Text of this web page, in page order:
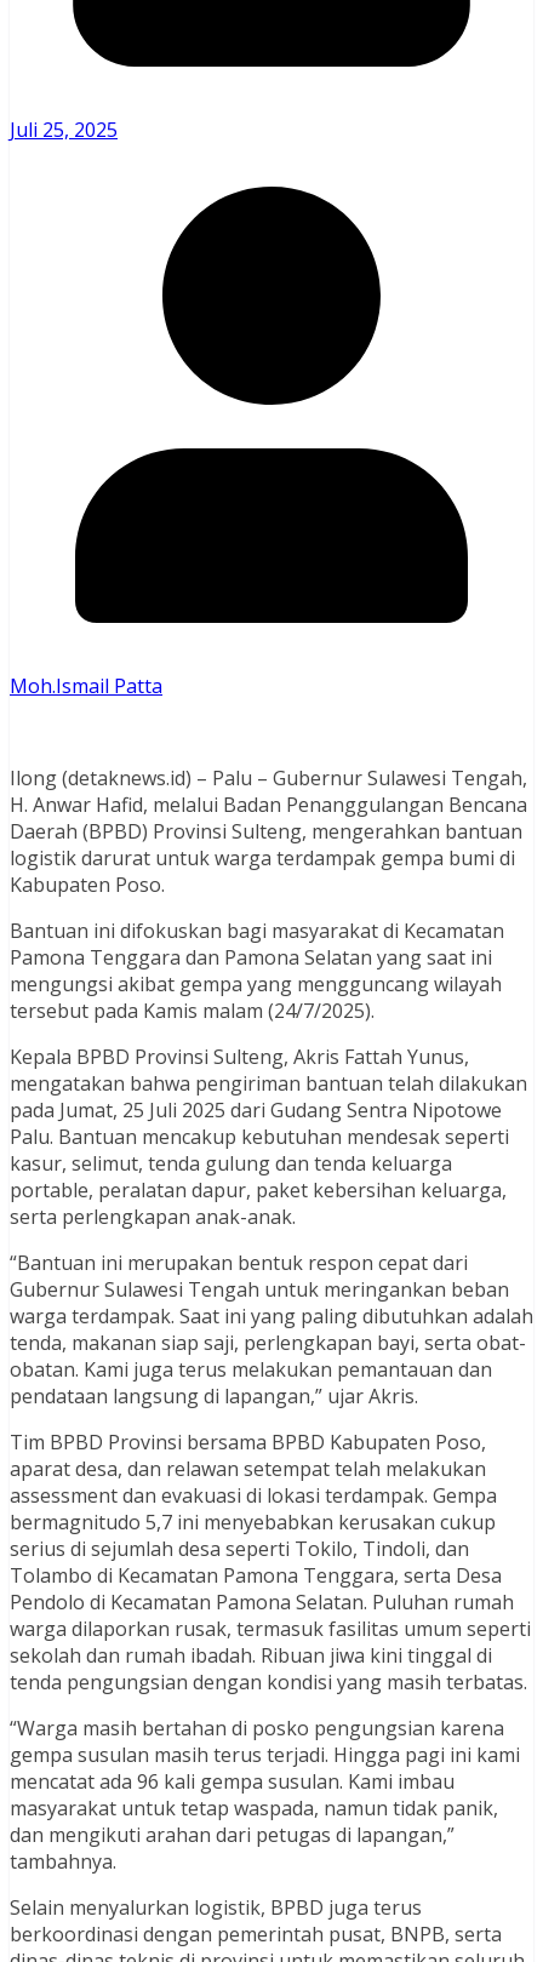
Juli 25, 2025
Moh.Ismail Patta
Ilong (detaknews.id) – Palu – Gubernur Sulawesi Tengah,
H. Anwar Hafid, melalui Badan Penanggulangan Bencana
Daerah (BPBD) Provinsi Sulteng, mengerahkan bantuan
logistik darurat untuk warga terdampak gempa bumi di
Kabupaten Poso.
Bantuan ini difokuskan bagi masyarakat di Kecamatan
Pamona Tenggara dan Pamona Selatan yang saat ini
mengungsi akibat gempa yang mengguncang wilayah
tersebut pada Kamis malam (24/7/2025).
Kepala BPBD Provinsi Sulteng, Akris Fattah Yunus,
mengatakan bahwa pengiriman bantuan telah dilakukan
pada Jumat, 25 Juli 2025 dari Gudang Sentra Nipotowe
Palu. Bantuan mencakup kebutuhan mendesak seperti
kasur, selimut, tenda gulung dan tenda keluarga
portable, peralatan dapur, paket kebersihan keluarga,
serta perlengkapan anak-anak.
“Bantuan ini merupakan bentuk respon cepat dari
Gubernur Sulawesi Tengah untuk meringankan beban
warga terdampak. Saat ini yang paling dibutuhkan adalah
tenda, makanan siap saji, perlengkapan bayi, serta obat-
obatan. Kami juga terus melakukan pemantauan dan
pendataan langsung di lapangan,” ujar Akris.
Tim BPBD Provinsi bersama BPBD Kabupaten Poso,
aparat desa, dan relawan setempat telah melakukan
assessment dan evakuasi di lokasi terdampak. Gempa
bermagnitudo 5,7 ini menyebabkan kerusakan cukup
serius di sejumlah desa seperti Tokilo, Tindoli, dan
Tolambo di Kecamatan Pamona Tenggara, serta Desa
Pendolo di Kecamatan Pamona Selatan. Puluhan rumah
warga dilaporkan rusak, termasuk fasilitas umum seperti
sekolah dan rumah ibadah. Ribuan jiwa kini tinggal di
tenda pengungsian dengan kondisi yang masih terbatas.
“Warga masih bertahan di posko pengungsian karena
gempa susulan masih terus terjadi. Hingga pagi ini kami
mencatat ada 96 kali gempa susulan. Kami imbau
masyarakat untuk tetap waspada, namun tidak panik,
dan mengikuti arahan dari petugas di lapangan,”
tambahnya.
Selain menyalurkan logistik, BPBD juga terus
berkoordinasi dengan pemerintah pusat, BNPB, serta